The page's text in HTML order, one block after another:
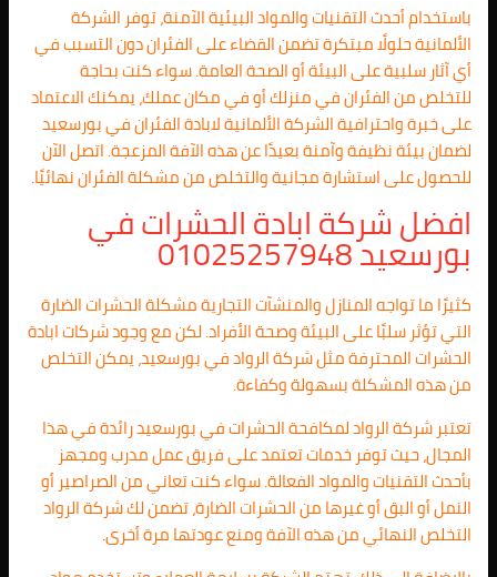
باستخدام أحدث التقنيات والمواد البيئية الآمنة، توفر الشركة
الألمانية حلولًا مبتكرة تضمن القضاء على الفئران دون التسبب في
أي آثار سلبية على البيئة أو الصحة العامة. سواء كنت بحاجة
للتخلص من الفئران في منزلك أو في مكان عملك، يمكنك الاعتماد
على خبرة واحترافية الشركة الألمانية لابادة الفئران في بورسعيد
لضمان بيئة نظيفة وآمنة بعيدًا عن هذه الآفة المزعجة. اتصل الآن
للحصول على استشارة مجانية والتخلص من مشكلة الفئران نهائيًا.
افضل شركة ابادة الحشرات في
بورسعيد 01025257948
كثيرًا ما تواجه المنازل والمنشآت التجارية مشكلة الحشرات الضارة
التي تؤثر سلبًا على البيئة وصحة الأفراد. لكن مع وجود شركات ابادة
الحشرات المحترفة مثل شركة الرواد في بورسعيد، يمكن التخلص
من هذه المشكلة بسهولة وكفاءة.
تعتبر شركة الرواد لمكافحة الحشرات في بورسعيد رائدة في هذا
المجال، حيث توفر خدمات تعتمد على فريق عمل مدرب ومجهز
بأحدث التقنيات والمواد الفعالة. سواء كنت تعاني من الصراصير أو
النمل أو البق أو غيرها من الحشرات الضارة، تضمن لك شركة الرواد
التخلص النهائي من هذه الآفة ومنع عودتها مرة أخرى.